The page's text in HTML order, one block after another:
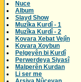
Nuce
Album
Slayd Show
Muzîka Kurdî - 1
Muzîka Kurdî - 2
Kovara Xebat Vejîn
Kovara Xoybun
Pelgeyên bi Kurdî
Perwerdeya Siyasî
Malperên Kurdan
Li ser me